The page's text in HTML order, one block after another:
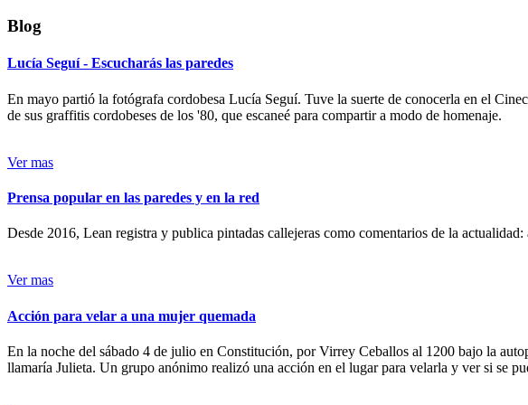
Blog
Lucía Seguí - Escucharás las paredes
En mayo partió la fotógrafa cordobesa Lucía Seguí. Tuve la suerte de conocerla en el
de sus graffitis cordobeses de los '80, que escaneé para compartir a modo de homenaje.
Ver mas
Prensa popular en las paredes y en la red
Desde 2016, Lean registra y publica pintadas callejeras como comentarios de la
Ver mas
Acción para velar a una mujer quemada
En la noche del sábado 4 de julio en Constitución, por Virrey Ceballos al 1200 bajo la
llamaría Julieta. Un grupo anónimo realizó una acción en el lugar para velarla y ver si se